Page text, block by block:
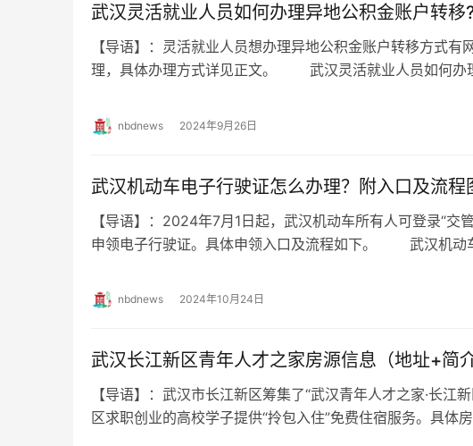
武汉灵活就业人员如何办理异地公积金账户转移
【导语】：灵活就业人员想办理异地公积金账户转移方式有
理，具体办理方式详见正文。 武汉灵活就业人员如何办
nbdnews 2024年9月26日
武汉机动车电子行驶证怎么办理？附入口及流程
【导语】：2024年7月1日起，武汉机动车所有人可登录“交
申领电子行驶证。具体申领入口及流程如下。 武汉机动
nbdnews 2024年10月24日
武汉长江新区青年人才之家房源信息（地址+简介
【导语】：武汉市长江新区筹集了“武汉青年人才之家·长江
区求职创业的高校学子提供“拎包入住”免费住宿服务。具体